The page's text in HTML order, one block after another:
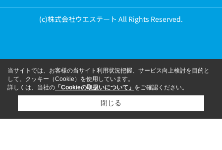
(c)株式会社ウエステート All Rights Reserved.
当サイトでは、お客様の当サイト利用状況把握、サービス向上検討を目的と
して、クッキー（Cookie）を使用しています。
詳しくは、当社の 「Cookieの取扱いについて」 をご確認ください。
閉じる